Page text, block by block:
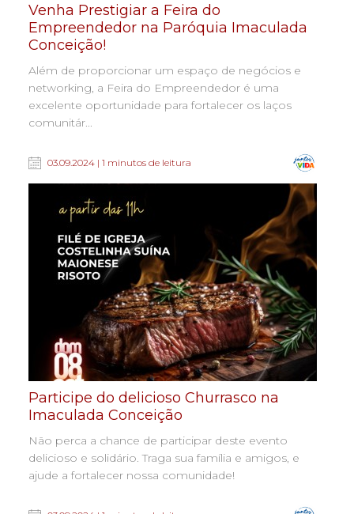
Venha Prestigiar a Feira do
Empreendedor na Paróquia Imaculada
Conceição!
Além de proporcionar um espaço de negócios e
networking, a Feira do Empreendedor é uma
excelente oportunidade para fortalecer os laços
comunitár...
03.09.2024 | 1 minutos de leitura
Participe do delicioso Churrasco na
Imaculada Conceição
Não perca a chance de participar deste evento
delicioso e solidário. Traga sua família e amigos, e
ajude a fortalecer nossa comunidade!